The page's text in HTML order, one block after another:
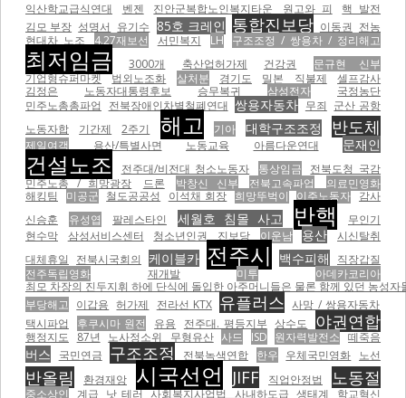
익산학교급식연대 벤젠 진안군복합노인복지타운 원고와 피
핵 발전
김모 부장 성명서 유기수 85호 크레인 통합진보당 이동권 전농
현대차 노조
4.27재보선 서민복지 LH 구조조정 / 쌍용차 / 정리해고
최저임금 3000개 축산업허가제 건강권
문규현 신부
기업형슈퍼마켓
법외노조화 살처분 경기도 밀본 직불제
셀프감사
김정은
노동자대통령후보 승무복귀 삼성전자
국정농단
민주노총총파업
전북장애인차별철폐연대 쌍용자동차 무죄 군산 공항
노동자합
기간제 2주기 해고 기아 대학구조조정 반도체
제일여객 용산/특별사면 노동교육 아름다운연대 문재인
건설노조 전주대/비전대 청소노동자 통상임금
전북도청 국감
민주노총 / 희망광장
드론 박창신 신부 전북고속파업
의료민영화
해킹팀
미공군 철도공공성 이석채 회장 희망뚜벅이 이주노동자 감사
신승훈
유성엽 팔레스타인 세월호 침몰 사고 반핵
무인기
현수막
삼성서비스센터 청소년인권 진보당 이운남 용산
시신탈취
대체휴일
전북시국회의 케이블카 전주시 백수피해
직장갑질
전주독립영화
재개발 미투
아데카코리아
최모 차장의 진두지휘 하에 단식에 돌입한 아주머니들은 물론 함께 있던 농
부당해고 이갑용 허가제 전라선 KTX 유플러스 사망 / 쌍용자동차
택시파업
후쿠시마 원전 유용 전주대. 평등지부 상수도 야권연합
행정지도 87년 노사정소위 무형유산 사드 ISD 원자력발전소 떼죽음
버스 국민연금 구조조정 전북녹색연합 한우 우체국민영화 노선
반올림 환경재앙 시국선언 JIFF 직업안정법 노동절
중소상인 계급 낫 테러 사회복지사업법 사내하도급 생태계
학교혁신